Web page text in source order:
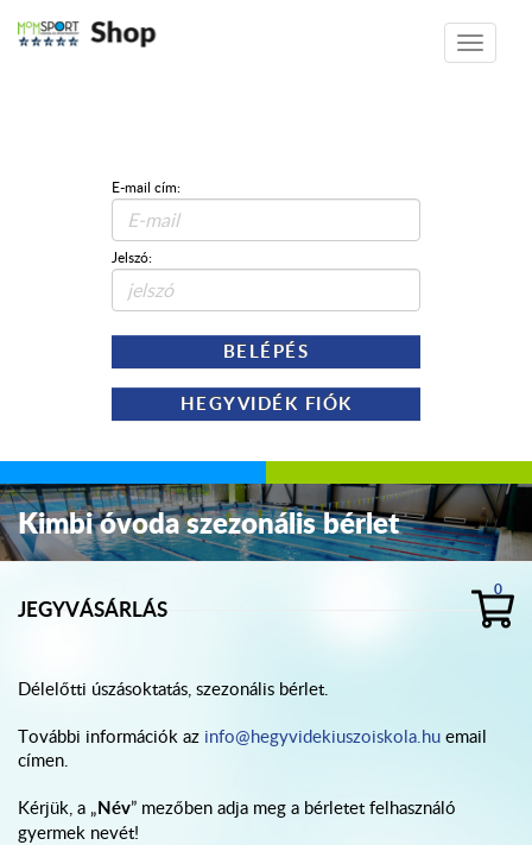
Toggle
E-mail cím:
Jelszó:
BELÉPÉS
HEGYVIDÉK FIÓK
Kimbi óvoda szezonális bérlet
JEGYVÁSÁRLÁS
0
Délelőtti úszásoktatás, szezonális bérlet.
További információk az info@hegyvidekiuszoiskola.hu email
címen.
Kérjük, a „Név” mezőben adja meg a bérletet felhasználó
gyermek nevét!